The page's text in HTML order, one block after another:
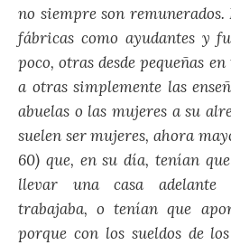
no siempre son
fábricas como ayudantes y
poco, otras desde pequeñas
a otras simplemente las
abuelas o las mujeres a su
suelen ser mujeres, ahora
60) que, en su día, tenían
llevar una casa
trabajaba, o tenían que
porque con los sueldos de